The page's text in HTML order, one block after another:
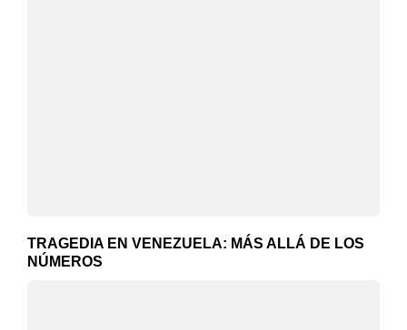
TRAGEDIA EN VENEZUELA: MÁS ALLÁ DE LOS
NÚMEROS